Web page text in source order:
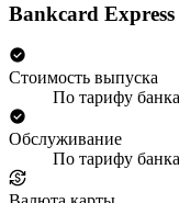
Bankcard Express
Стоимость выпуска
По тарифу
Обслуживание
По тарифу